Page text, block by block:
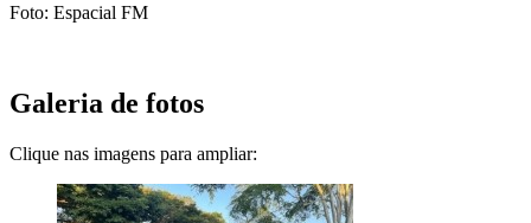
Foto: Espacial FM
Galeria de fotos
Clique nas imagens para ampliar: